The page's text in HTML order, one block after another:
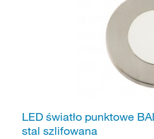
LED światło punktowe
stal szlifowana